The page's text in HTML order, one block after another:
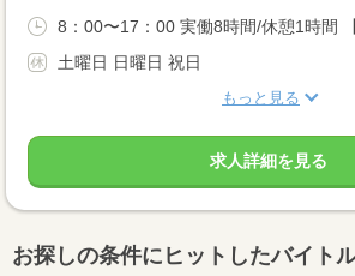
8：00〜17：00 実働8時間/休憩1時間 【
土曜日 日曜日 祝日
もっと見る
求人詳細を見る
お探しの条件にヒットしたバイト